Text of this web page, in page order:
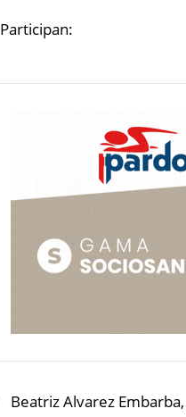
Participan:
Beatriz Alvarez Embarba,